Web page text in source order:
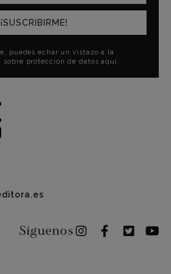
¡SUSCRIBIRME!
puedes echar un vistazo a la
sobre protección de datos aquí.
Síguenos